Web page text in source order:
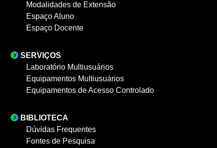
Modalidades de Extensão
Espaço Aluno
Espaço Docente
SERVIÇOS
Laboratório Multiusuários
Equipamentos Multiusuários
Equipamentos de Acesso Controlado
BIBLIOTECA
Dúvidas Frequentes
Fontes de Pesquisa